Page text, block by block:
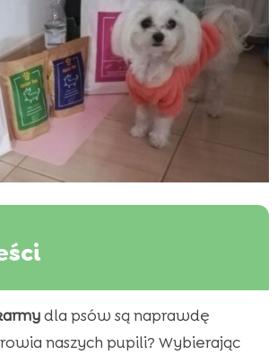
zwracać uwagę na naturalne
karmie dla psów?
dla psów są naprawdę
naszych pupili? Wybierając